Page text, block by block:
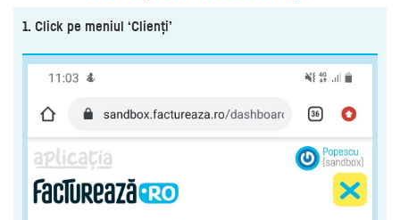
1. Click pe meniul ‘Clienți’